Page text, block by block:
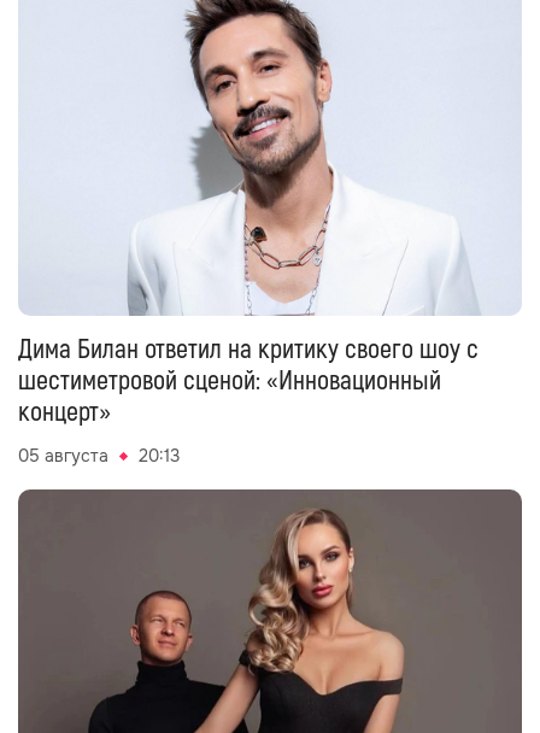
Дима Билан ответил на критику своего шоу с
шестиметровой сценой: «Инновационный
концерт»
05 августа 20:13